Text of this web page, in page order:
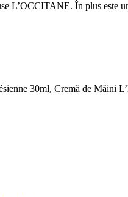
L’OCCITANE. În plus este
30ml, Cremă de Mâini